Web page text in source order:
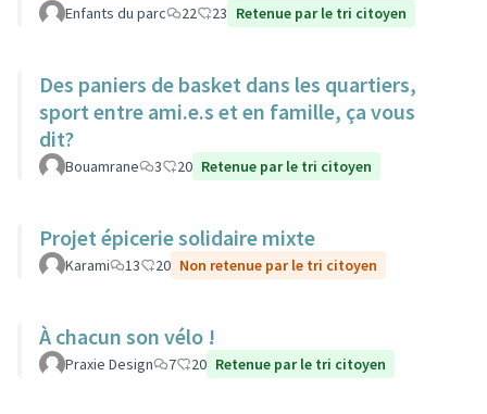
Enfants du parc 22 23 Retenue par le tri citoyen
Des paniers de basket dans les quartiers,
sport entre ami.e.s et en famille, ça vous
dit?
Bouamrane 3 20 Retenue par le tri citoyen
Projet épicerie solidaire mixte
Karami 13 20 Non retenue par le tri citoyen
À chacun son vélo !
Praxie Design 7 20 Retenue par le tri citoyen